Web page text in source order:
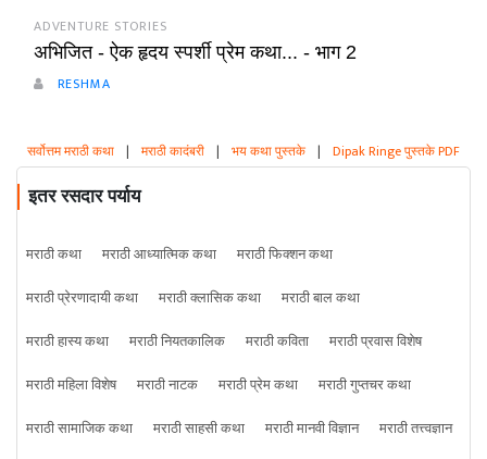
ADVENTURE STORIES
अभिजित - ऐक हृदय स्पर्शी प्रेम कथा... - भाग 2
RESHMA
सर्वोत्तम मराठी कथा | मराठी कादंबरी | भय कथा पुस्तके | Dipak Ringe पुस्तके PDF
इतर रसदार पर्याय
मराठी कथा मराठी आध्यात्मिक कथा
मराठी फिक्शन कथा
मराठी प्रेरणादायी कथा
मराठी क्लासिक कथा
मराठी बाल कथा
मराठी हास्य कथा
मराठी नियतकालिक मराठी कविता
मराठी प्रवास विशेष
मराठी महिला विशेष
मराठी नाटक मराठी प्रेम कथा
मराठी गुप्तचर कथा
मराठी सामाजिक कथा
मराठी साहसी कथा मराठी मानवी विज्ञान
मराठी तत्त्वज्ञान